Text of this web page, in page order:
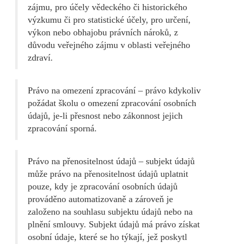
zájmu, pro účely vědeckého či historického
výzkumu či pro statistické účely, pro určení,
výkon nebo obhajobu právních nároků, z
důvodu veřejného zájmu v oblasti veřejného
zdraví.
Právo na omezení zpracování – právo kdykoliv
požádat školu o omezení zpracování osobních
údajů, je-li přesnost nebo zákonnost jejich
zpracování sporná.
Právo na přenositelnost údajů – subjekt údajů
může právo na přenositelnost údajů uplatnit
pouze, kdy je zpracování osobních údajů
prováděno automatizovaně a zároveň je
založeno na souhlasu subjektu údajů nebo na
plnění smlouvy. Subjekt údajů má právo získat
osobní údaje, které se ho týkají, jež poskytl